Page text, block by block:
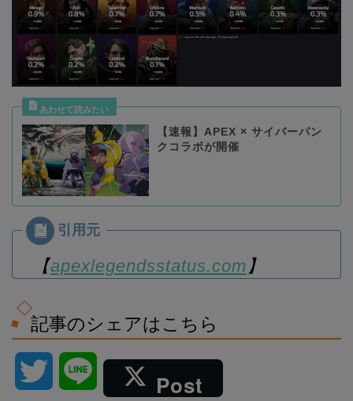
【速報】APEX × サイバーパン
クコラボが開催
【apexlegendsstatus.com 】
記事のシェアはこちら
Post